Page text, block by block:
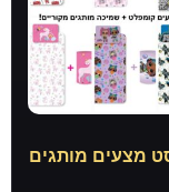
מצעים מותגים